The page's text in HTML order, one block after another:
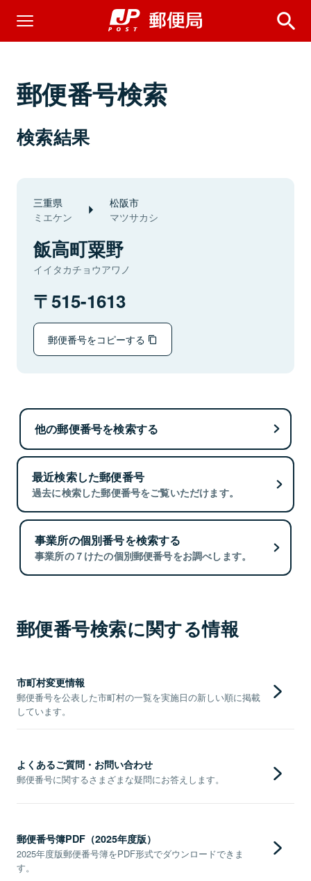
郵便番号検索
検索結果
三重県
ミエケン
松阪市
マツサカシ
飯高町粟野
イイタカチョウアワノ
515-1613
郵便番号をコピーする
他の郵便番号を検索する
最近検索した郵便番号
過去に検索した郵便番号をご覧いただけます。
事業所の個別番号を検索する
事業所の７けたの個別郵便番号をお調べします。
郵便番号検索に関する情報
市町村変更情報
郵便番号を公表した市町村の一覧を実施日の新しい順に掲載
しています。
よくあるご質問・お問い合わせ
郵便番号に関するさまざまな疑問にお答えします。
郵便番号簿PDF（2025年度版）
2025年度版郵便番号簿をPDF形式でダウンロードできま
す。